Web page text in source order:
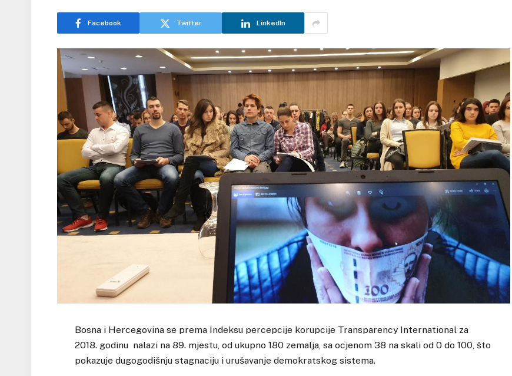
Facebook Twitter LinkedIn
Bosna i Hercegovina se prema Indeksu percepcije korupcije Transparency International za
2018. godinu nalazi na 89. mjestu, od ukupno 180 zemalja, sa ocjenom 38 na skali od 0 do 100, što
pokazuje dugogodišnju stagnaciju i urušavanje demokratskog sistema.